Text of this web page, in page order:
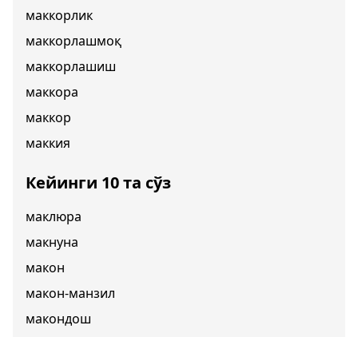
маккорлик
маккорлашмоқ
маккорлашиш
маккора
маккор
маккия
Кейинги 10 та сўз
маклюра
макнуна
макон
макон-манзил
макондош